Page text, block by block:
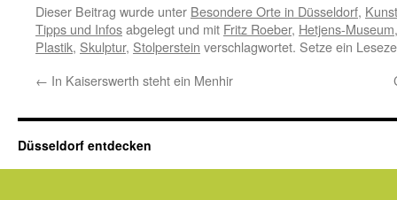
Dieser Beitrag wurde unter Besondere Orte in Düsseldorf,
Tipps und Infosabgelegt und mit Fritz Roeber, Hetjens-Museum
Plastik, Skulptur, Stolperstein verschlagwortet. Setze ein
← In Kaiserswerth steht ein Menhir
Düsseldorf entdecken